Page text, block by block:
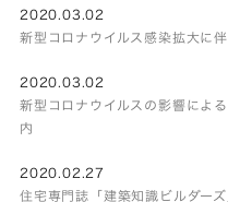
2020.03.02
新型コロナウイルス感染拡大に
2020.03.02
新型コロナウイルスの影響によ
内
2020.02.27
住宅専門誌「建築知識ビルダー